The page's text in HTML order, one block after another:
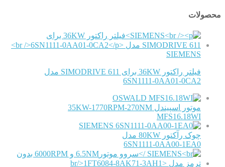
محصولات
SIEMENS
فیلتر راکتور 36KW برای SIMODRIVE 611 مدل
6SN1111-0AA01-0CA2
OSWALD
موتور اسپیندل 35KW-1770RPM-270NM
MFS16.18WI
SIEMENS
چوک رآکتور 80KW مدل
6SN1111-0AA00-1EA0